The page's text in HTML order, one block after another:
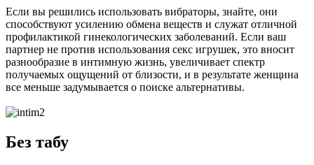
Если вы решились использовать вибраторы, знайте, они
способствуют усилению обмена веществ и служат отличной
профилактикой гинекологических заболеваний. Если ваш
партнер не против использования секс игрушек, это вносит
разнообразие в интимную жизнь, увеличивает спектр
получаемых ощущений от близости, и в результате женщина
все меньше задумывается о поиске альтернативы.
Без табу